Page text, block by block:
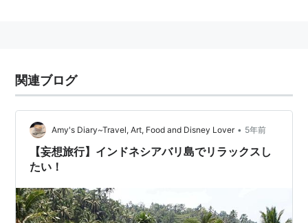
関連ブログ
Amy's Diary~Travel, Art, Food and Disney Lover • 5年前
【妄想旅行】インドネシアバリ島でリラックスし
たい！